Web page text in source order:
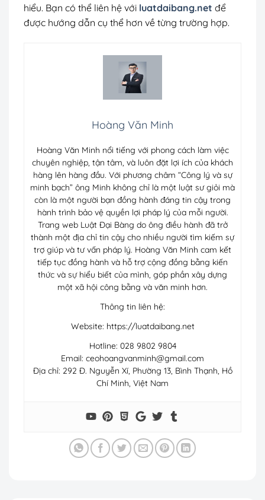
hiểu. Bạn có thể liên hệ với luatdaibang.net để
được hướng dẫn cụ thể hơn về từng trường hợp.
Hoàng Văn Minh
Hoàng Văn Minh nổi tiếng với phong cách làm việc
chuyên nghiệp, tận tâm, và luôn đặt lợi ích của khách
hàng lên hàng đầu. Với phương châm “Công lý và sự
minh bạch” ông Minh không chỉ là một luật sư giỏi mà
còn là một người bạn đồng hành đáng tin cậy trong
hành trình bảo vệ quyền lợi pháp lý của mỗi người.
Trang web Luật Đại Bàng do ông điều hành đã trở
thành một địa chỉ tin cậy cho nhiều người tìm kiếm sự
trợ giúp và tư vấn pháp lý. Hoàng Văn Minh cam kết
tiếp tục đồng hành và hỗ trợ cộng đồng bằng kiến
thức và sự hiểu biết của mình, góp phần xây dựng
một xã hội công bằng và văn minh hơn.
Thông tin liên hệ:
Website: https://luatdaibang.net
Hotline: 028 9802 9804
Email: ceohoangvanminh@gmail.com
Địa chỉ: 292 Đ. Nguyễn Xí, Phường 13, Bình Thạnh, Hồ
Chí Minh, Việt Nam